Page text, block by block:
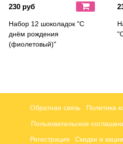
230 руб
Набор 12 шоколадок "С
днём рождения
(фиолетовый)"
Обратная связь Политика
Пользовательское
Регистрация Скидки и акции